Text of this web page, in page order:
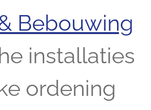
Bebouwing
installaties
ordening